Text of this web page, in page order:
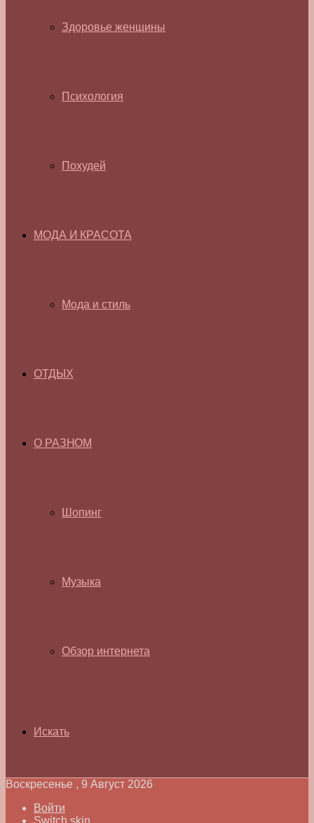
Здоровье женщины
Психология
Похудей
МОДА И КРАСОТА
Мода и стиль
ОТДЫХ
О РАЗНОМ
Шопинг
Музыка
Обзор интернета
Искать
Воскресенье , 9 Август 2026
Войти
Switch skin